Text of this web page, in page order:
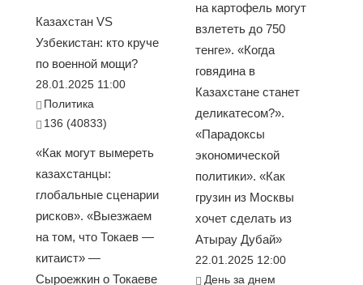
Казахстан VS
Узбекистан: кто круче
по военной мощи?
28.01.2025 11:00
Политика
136 (40833)
«Как могут вымереть
казахстанцы:
глобальные сценарии
рисков». «Выезжаем
на том, что Токаев —
китаист» —
Сыроежкин о Токаеве
на картофель могут
взлететь до 750
тенге». «Когда
говядина в
Казахстане станет
деликатесом?».
«Парадоксы
экономической
политики». «Как
грузин из Москвы
хочет сделать из
Атырау Дубай»
22.01.2025 12:00
День за днем